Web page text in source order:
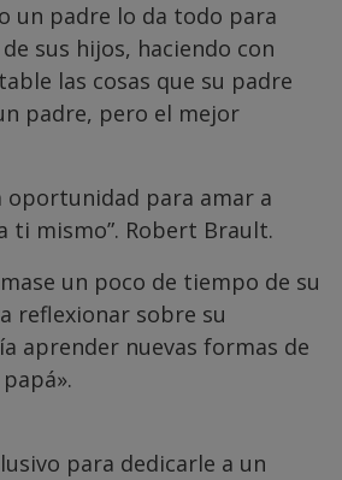
un padre lo da todo para
sus hijos, haciendo con
las cosas que su padre
padre, pero el mejor
oportunidad para amar a
ti mismo”. Robert Brault.
un poco de tiempo de su
reflexionar sobre su
aprender nuevas formas de
para dedicarle a un